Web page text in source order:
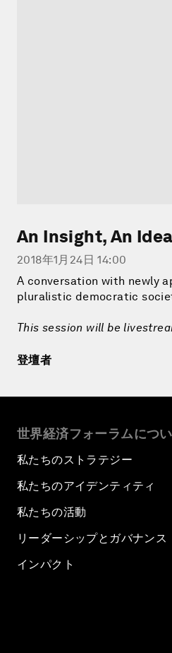
An Insight, An
2018年1月24日 14:00
A conversation with newly
pluralistic democratic
This session will be
登壇者
世界経済フォーラムにつ
私たちのストラテジー
私たちのアイデンティティ
私たちの活動
リーダーシップとガバナンス
インパクト